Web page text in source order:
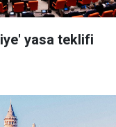
yasa teklifi